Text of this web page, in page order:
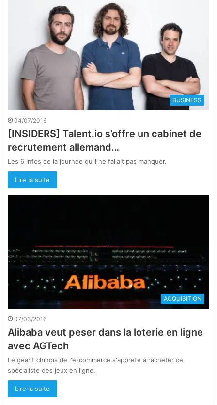
BUSINESS
04/07/2016
[INSIDERS] Talent.io s’offre un cabinet de
recrutement allemand…
Les 6 infos de la journée qu’il ne fallait pas manquer.
Lire la suite
ACQUISITION
07/03/2016
Alibaba veut peser dans la loterie en ligne
avec AGTech
Le géant chinois de l'e-commerce s'apprête à racheter ce
spécialiste des jeux en ligne.
Lire la suite